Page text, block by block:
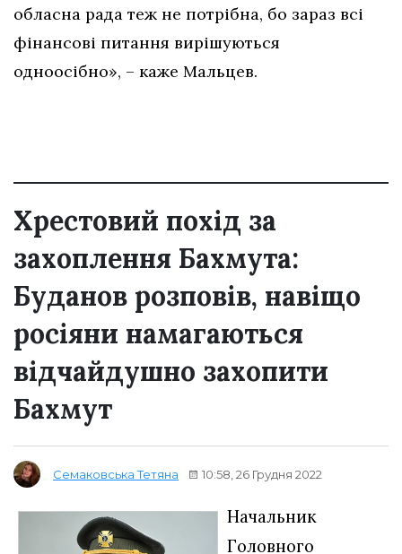
обласна рада теж не потрібна, бо зараз всі
фінансові питання вирішуються
одноосібно», – каже Мальцев.
Хрестовий похід за
захоплення Бахмута:
Буданов розповів, навіщо
росіяни намагаються
відчайдушно захопити
Бахмут
Семаковська Тетяна 10:58, 26 Грудня 2022
Начальник
Головного